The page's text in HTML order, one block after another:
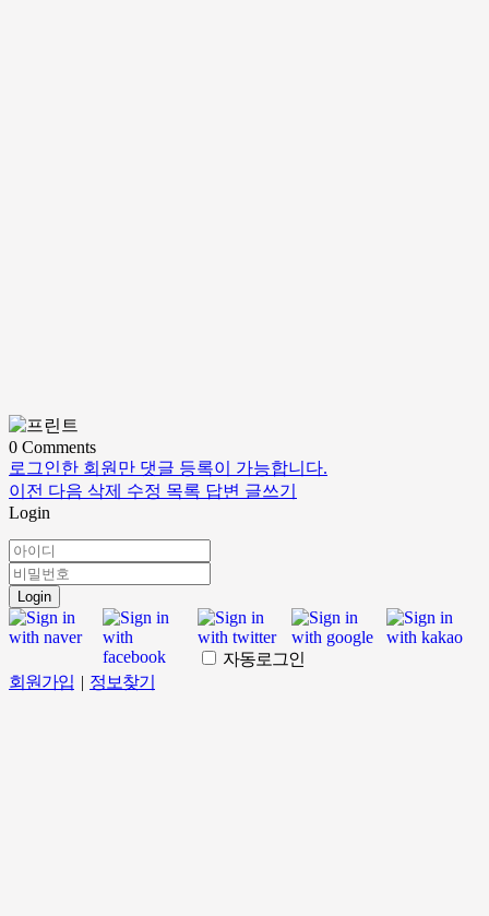
0 Comments
로그인한 회원만 댓글 등록이 가능합니다.
이전 다음 삭제 수정 목록 답변 글쓰기
Login
Login
자동로그인
회원가입 | 정보찾기